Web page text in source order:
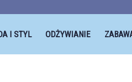
I STYL ODŻYWIANIE